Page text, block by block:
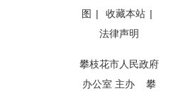
图 | 收藏本站 |
法律声明
攀枝花市人民政府
办公室 主办 攀